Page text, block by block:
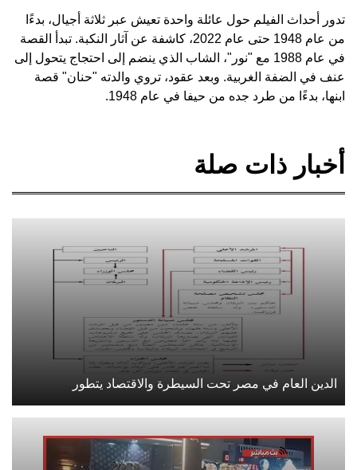
تدور أحداث الفيلم حول عائلة واحدة تعيش عبر ثلاثة أجيال، بدءًا
من عام 1948 حتى عام 2022، كاشفة عن آثار النكبة. تبدأ القصة
في عام 1988 مع "نور"، الشاب الذي ينضم إلى احتجاج يتحول إلى
عنف في الضفة الغربية. وبعد عقود، تروي والدته "حنان" قصة
ابنها، بدءًا من طرد جده من حيفا في عام 1948.
أخبار ذات صلة
الدين العام في مصر تحت السيطرة والاقتصاد يتطور